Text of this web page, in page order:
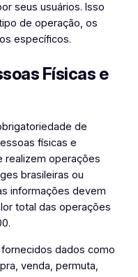
seus usuários. Isso
de operação, os
específicos.
Físicas e
de
físicas e
realizem operações
brasileiras ou
informações devem
total das operações
dados como
venda, permuta,